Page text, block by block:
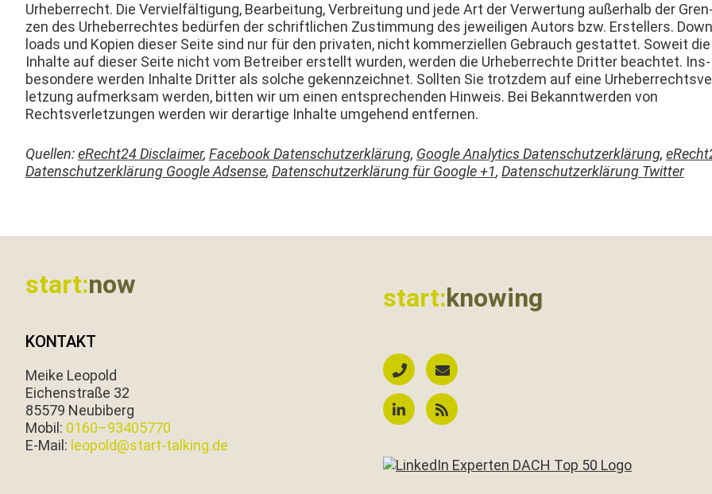
Urhe­ber­recht. Die Vervielfäl­ti­gung, Bear­beitung, Ver­bre­itung und jede Art der Ver­w­er­tung außer­halb der
zen des Urhe­ber­recht­es bedür­fen der schriftlichen Zus­tim­mung des jew­eili­gen Autors bzw. Erstellers.
loads und Kopi­en dieser Seite sind nur für den pri­vat­en, nicht kom­merziellen Gebrauch ges­tat­tet. Soweit die
Inhalte auf dieser Seite nicht vom Betreiber erstellt wur­den, wer­den die Urhe­ber­rechte Drit­ter beachtet. Ins­
beson­dere wer­den Inhalte Drit­ter als solche gekennze­ich­net. Soll­ten Sie trotz­dem auf eine
let­zung aufmerk­sam wer­den, bit­ten wir um einen entsprechen­den Hin­weis. Bei Bekan­ntwer­den von
Rechtsver­let­zun­gen wer­den wir der­ar­tige Inhalte umge­hend entfernen.
Quellen:eRecht24 Dis­claimer, Face­book Daten­schutzerk­lärung, Google Ana­lyt­ics Daten­schutzerk­lärung,
Daten­schutzerk­lärung Google Adsense, Daten­schutzerk­lärung für Google +1, Daten­schutzerk­lärung Twitter
start:now
KONTAKT
Meike Leopold
Eichen­straße 32
85579 Neubiberg
Mobil: 0160–93405770
E‑Mail: leopold@start-talking.de
start:knowing